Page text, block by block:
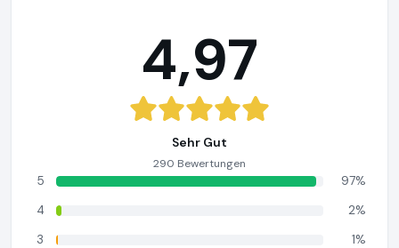
4,97
Sehr Gut
290 Bewertungen
5
97%
4
2%
3
1%